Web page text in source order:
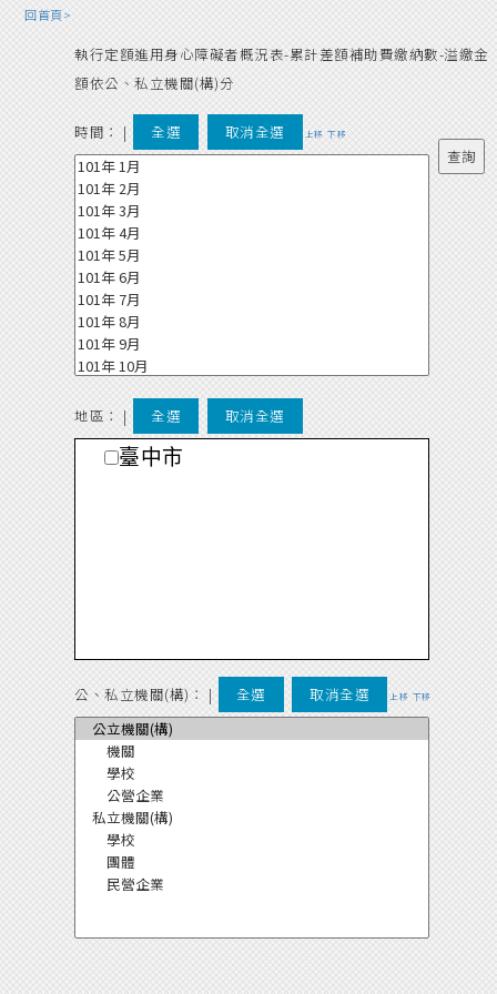
回首頁>
執行定額進用身心障礙者概況表-累計差額補助費繳納數-溢繳金
額依公、私立機關(構)分
時間： | 全選 取消全選 上移 下移
地區： | 全選 取消全選
臺中市
公、私立機關(構)： | 全選 取消全選 上移 下移